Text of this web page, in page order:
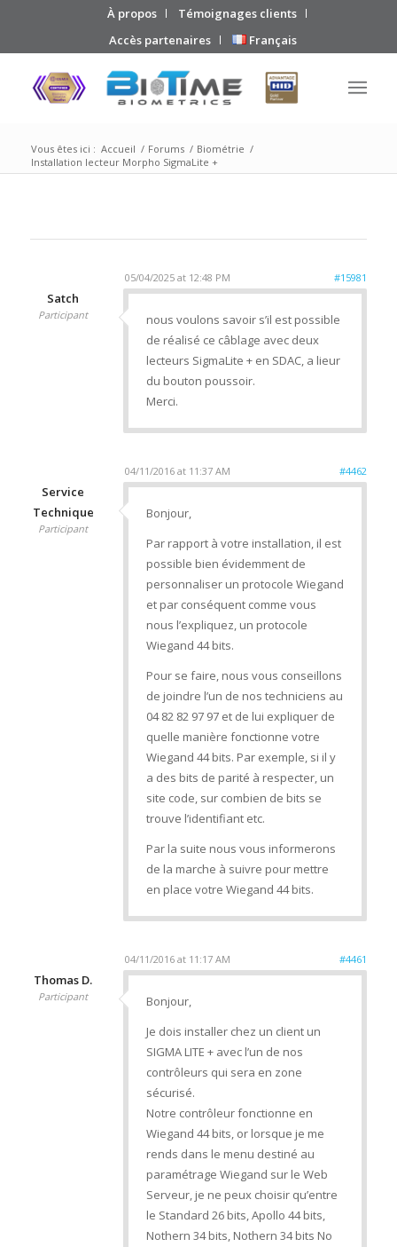
À propos
Témoignages clients
Accès partenaires
Français
Vous êtes ici : Accueil / Forums / Biométrie /
Installation lecteur Morpho SigmaLite +
05/04/2025 at 12:48 PM #15981
Satch
Participant
nous voulons savoir s’il est possible
de réalisé ce câblage avec deux
lecteurs SigmaLite + en SDAC, a lieur
du bouton poussoir.
Merci.
04/11/2016 at 11:37 AM #4462
Service
Technique
Participant
Bonjour,
Par rapport à votre installation, il est
possible bien évidemment de
personnaliser un protocole Wiegand
et par conséquent comme vous
nous l’expliquez, un protocole
Wiegand 44 bits.
Pour se faire, nous vous conseillons
de joindre l’un de nos techniciens au
04 82 82 97 97 et de lui expliquer de
quelle manière fonctionne votre
Wiegand 44 bits. Par exemple, si il y
a des bits de parité à respecter, un
site code, sur combien de bits se
trouve l’identifiant etc.
Par la suite nous vous informerons
de la marche à suivre pour mettre
en place votre Wiegand 44 bits.
04/11/2016 at 11:17 AM #4461
Thomas D.
Participant
Bonjour,
Je dois installer chez un client un
SIGMA LITE + avec l’un de nos
contrôleurs qui sera en zone
sécurisé.
Notre contrôleur fonctionne en
Wiegand 44 bits, or lorsque je me
rends dans le menu destiné au
paramétrage Wiegand sur le Web
Serveur, je ne peux choisir qu’entre
le Standard 26 bits, Apollo 44 bits,
Nothern 34 bits, Nothern 34 bits No